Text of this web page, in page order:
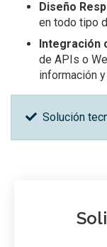
Diseño
en todo tipo
Integración
de APIs o
información
Solución